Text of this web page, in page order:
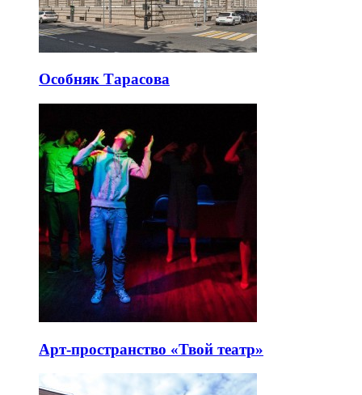
Особняк Тарасова
Арт-пространство «Твой театр»